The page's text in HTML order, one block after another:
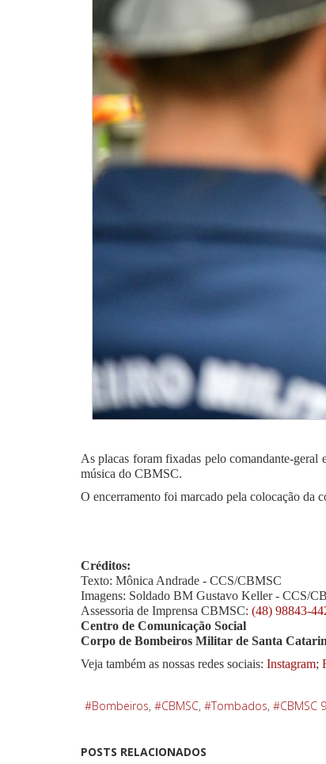
As placas foram fixadas pelo comandante-geral
música do CBMSC.
O encerramento foi marcado pela colocação da
Créditos:
Texto: Mônica Andrade - CCS/CBMSC
Imagens: Soldado BM Gustavo Keller - CCS/
Assessoria de Imprensa CBMSC: (48) 98843-
Centro de Comunicação Social
Corpo de Bombeiros Militar de Santa
Veja também as nossas redes sociais: Instagram;
Bombeiros CBMSC Tombados CBMSC
POSTS RELACIONADOS